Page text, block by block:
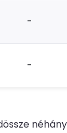
-
-